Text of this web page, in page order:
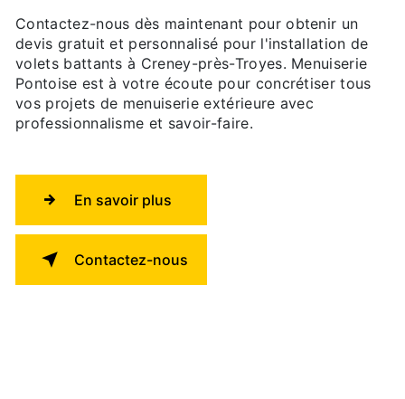
Contactez-nous dès maintenant pour obtenir un
devis gratuit et personnalisé pour l'installation de
volets battants à Creney-près-Troyes. Menuiserie
Pontoise est à votre écoute pour concrétiser tous
vos projets de menuiserie extérieure avec
professionnalisme et savoir-faire.
En savoir plus
Contactez-nous